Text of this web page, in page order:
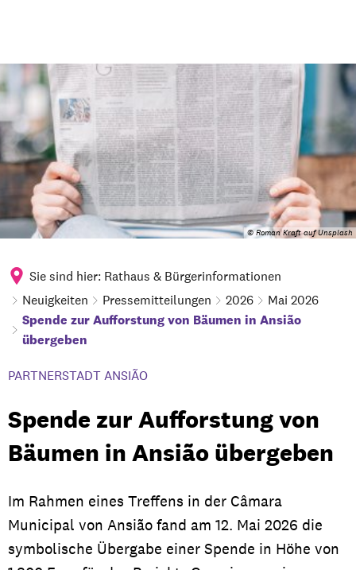
© Roman Kraft auf Unsplash
Sie sind hier: Rathaus & Bürgerinformationen
Neuigkeiten
Pressemitteilungen 2026 Mai 2026
Spende zur Aufforstung von Bäumen in Ansião
übergeben
PARTNERSTADT ANSIÃO
Spende zur Aufforstung von
Bäumen in Ansião übergeben
Im Rahmen eines Treffens in der Câmara
Municipal von Ansião fand am 12. Mai 2026 die
symbolische Übergabe einer Spende in Höhe von